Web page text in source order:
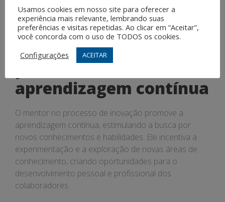
garantindo o sucesso e a sustentabilidade das
iniciativas inovadoras.
O mentor como
promotor da
aprendizagem contínua
O mentor no processo de inovação promove a
aprendizagem contínua, estimulando a busca por
novos conhecimentos e habilidades. Ele incentiva a
experimentação e a exploração de novas áreas de
conhecimento, criando oportunidades para o
desenvolvimento pessoal e profissional dos
colaboradores.
Usamos cookies em nosso site para oferecer a
experiência mais relevante, lembrando suas
preferências e visitas repetidas. Ao clicar em “Aceitar”,
você concorda com o uso de TODOS os cookies.
Configurações
ACEITAR